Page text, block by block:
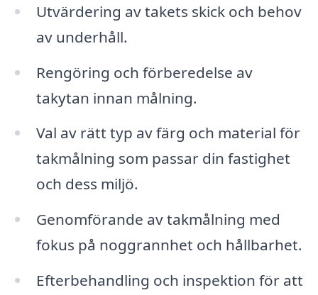
Utvärdering av takets skick och behov
av underhåll.
Rengöring och förberedelse av
takytan innan målning.
Val av rätt typ av färg och material för
takmålning som passar din fastighet
och dess miljö.
Genomförande av takmålning med
fokus på noggrannhet och hållbarhet.
Efterbehandling och inspektion för att